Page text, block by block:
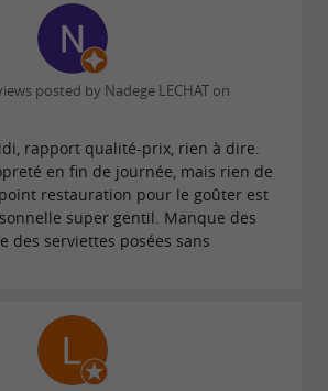
fresh, homemade meals
! Finally, picnic areas under
colorful shade sails are
the park! A
withfamily,friends, or on
posted by Nadege LECHAT on
rapport qualité-prix, rien à dire.
en fin de journée, mais rien de
restauration pour le goûter est
super gentil. Manque des
des serviettes posées sans